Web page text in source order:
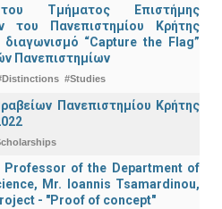
Τμήματος Επιστήμης
του Πανεπιστημίου Κρήτης
διαγωνισμό “Capture the Flag”
Πανεπιστημίων
#Studies
Πανεπιστημίου Κρήτης
Professor of the Department of
Mr. Ioannis Tsamardinou,
- "Proof of concept"